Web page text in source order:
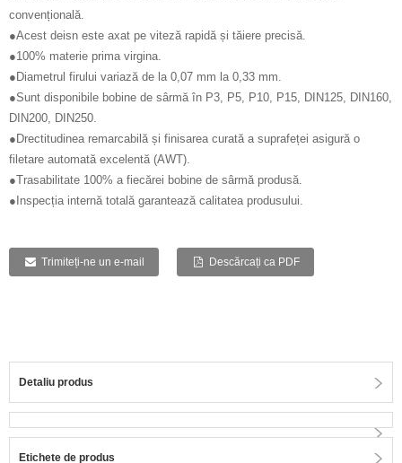
convențională.
●Acest deisn este axat pe viteză rapidă și tăiere precisă.
●100% materie prima virgina.
●Diametrul firului variază de la 0,07 mm la 0,33 mm.
●Sunt disponibile bobine de sârmă în P3, P5, P10, P15, DIN125, DIN160,
DIN200, DIN250.
●Drectitudinea remarcabilă și finisarea curată a suprafeței asigură o
filetare automată excelentă (AWT).
●Trasabilitate 100% a fiecărei bobine de sârmă produsă.
●Inspecția internă totală garantează calitatea produsului.
Trimiteți-ne un e-mail Descărcați ca PDF
Detaliu produs
Etichete de produs